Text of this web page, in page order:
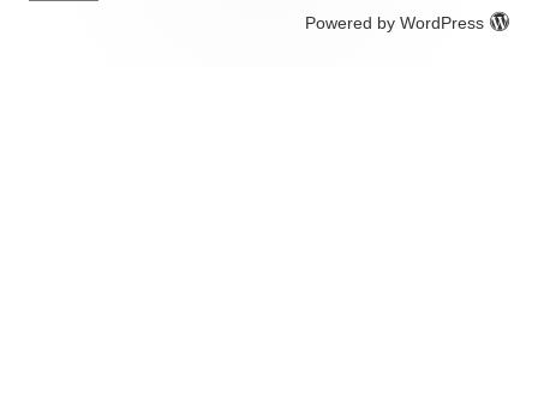
Powered by WordPress